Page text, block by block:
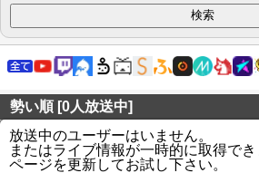
勢い順 [0人放送中]
放送中のユーザーはいません。
またはライブ情報が一時的に取得でき
ページを更新してお試し下さい。